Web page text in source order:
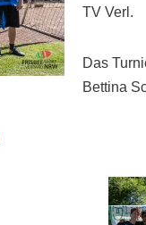
TV Verl.
Das
Bettina